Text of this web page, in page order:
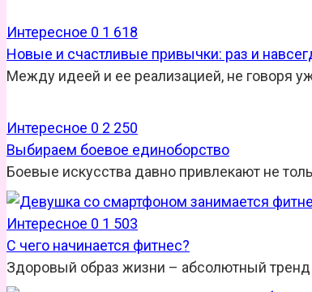
Интересное 0 1 618
Новые и счастливые привычки: раз и
Между идеей и ее реализацией, не говоря
Интересное 0 2 250
Выбираем боевое единоборство
Боевые искусства давно привлекают не
Интересное 0 1 503
С чего начинается фитнес?
Здоровый образ жизни – абсолютный тренд